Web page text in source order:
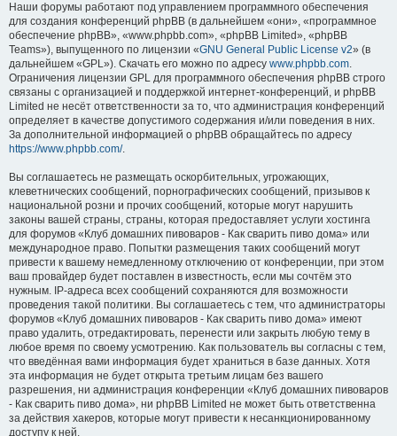
Наши форумы работают под управлением программного обеспечения
для создания конференций phpBB (в дальнейшем «они», «программное
обеспечение phpBB», «www.phpbb.com», «phpBB Limited», «phpBB
Teams»), выпущенного по лицензии «GNU General Public License v2» (в
дальнейшем «GPL»). Скачать его можно по адресу www.phpbb.com.
Ограничения лицензии GPL для программного обеспечения phpBB строго
связаны с организацией и поддержкой интернет-конференций, и phpBB
Limited не несёт ответственности за то, что администрация конференций
определяет в качестве допустимого содержания и/или поведения в них.
За дополнительной информацией о phpBB обращайтесь по адресу
https://www.phpbb.com/.
Вы соглашаетесь не размещать оскорбительных, угрожающих,
клеветнических сообщений, порнографических сообщений, призывов к
национальной розни и прочих сообщений, которые могут нарушить
законы вашей страны, страны, которая предоставляет услуги хостинга
для форумов «Клуб домашних пивоваров - Как cварить пиво дома» или
международное право. Попытки размещения таких сообщений могут
привести к вашему немедленному отключению от конференции, при этом
ваш провайдер будет поставлен в известность, если мы сочтём это
нужным. IP-адреса всех сообщений сохраняются для возможности
проведения такой политики. Вы соглашаетесь с тем, что администраторы
форумов «Клуб домашних пивоваров - Как cварить пиво дома» имеют
право удалить, отредактировать, перенести или закрыть любую тему в
любое время по своему усмотрению. Как пользователь вы согласны с тем,
что введённая вами информация будет храниться в базе данных. Хотя
эта информация не будет открыта третьим лицам без вашего
разрешения, ни администрация конференции «Клуб домашних пивоваров
- Как cварить пиво дома», ни phpBB Limited не может быть ответственна
за действия хакеров, которые могут привести к несанкционированному
доступу к ней.